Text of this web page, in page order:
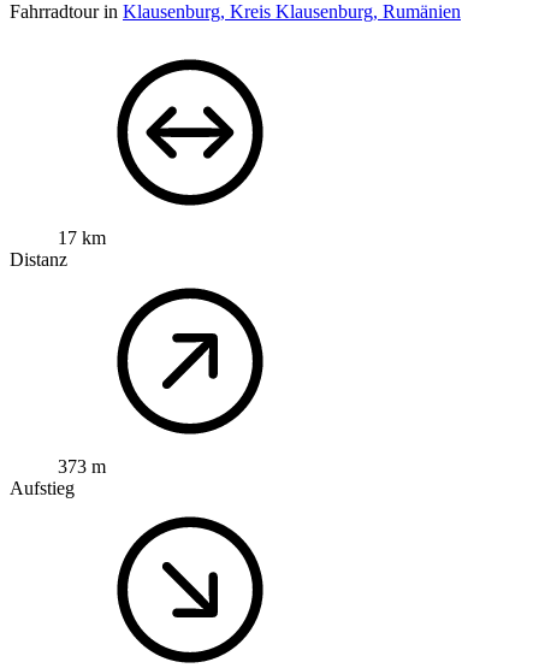
Fahrradtour in Klausenburg, Kreis Klausenburg, Rumänien
17 km
Distanz
373 m
Aufstieg